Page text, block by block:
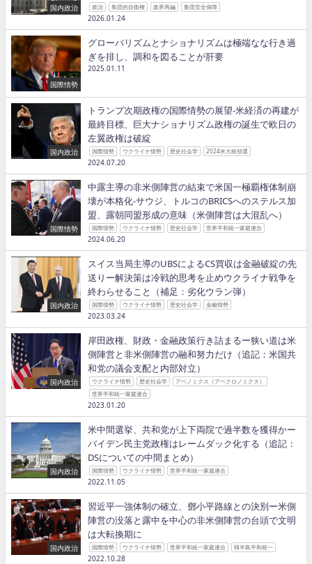
国内政治 政治 集団的自衛権 政界再編 集団安全保障
2026.01.24
国際情勢
グローバリズムとナショナリズムは極端なな行き過
ぎを排し、調和を図ることが肝要
2025.01.11
国内政治
トランプ次期政権の国際情勢の展望−米経済の再建が
最終目標、巨大ナショナリズム政権の誕生で欧日の
左翼政権は破綻
国際情勢 ウクライナ情勢 歴史社会学 2024米大統領選
2024.07.20
国際情勢
中露主導の非米側陣営の結束で米国一極覇権体制崩
壊が本格化−サウジ、トルコのBRICSへのステルス加
盟、露朝同盟形成の意味（米側陣営は大混乱へ）
国際情勢 ウクライナ情勢 歴史社会学 世界平和統一家庭連合
2024.06.20
国内政治
スイス当局主導のUBSによるCS買収は金融破綻の先
送りー解決策は冷戦的思考を止めウクライナ戦争を
終わらせること（補足：劣化ウラン弾）
国際情勢 ウクライナ情勢 歴史社会学 金融情勢
2023.03.24
国内政治
岸田政権、財政・金融政策行き詰まるー狭い道は米
側陣営と非米側陣営の融和努力だけ（追記：米国共
和党の議会支配と内部対立）
ウクライナ情勢 歴史社会学
アベノミクス（アベクロノミクス）
世界平和統一家庭連合
2023.01.20
国内政治
米中間選挙、共和党が上下両院で過半数を獲得かー
バイデン民主党政権はレームダック化する（追記：
DSについての中間まとめ）
国際情勢 ウクライナ情勢 世界平和統一家庭連合
2022.11.05
国内政治
習近平一強体制の確立、鄧小平路線との決別ー米側
陣営の没落と露中を中心の非米側陣営の台頭で文明
は大転換期に
国際情勢 ウクライナ情勢 世界平和統一家庭連合 韓半島平和統一
2022.10.28